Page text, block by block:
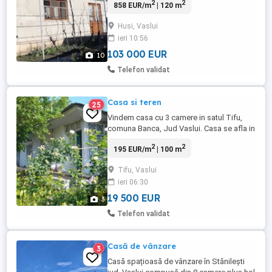
10
800m,baie bucatarie, 4 camere,crama cu
spatiu de locuit. Se poate vedea
oricand,tel ,sau pe chat
858 EUR/m2| 120 m2
Husi, Vaslui
ieri 10:56
103 000 EUR
Telefon validat
3
25 Casa si teren
Vindem casa cu 3 camere in satul Tifu,
comuna Banca, Jud Vaslui. Casa se afla in
Deschidere 45,7 ml, cu intrare pentru
casei. Proprietatea are acces la apa de
fantana cu pompa, dar se poate accesa si
reteaua de apa ...
195 EUR/m2| 100 m2
Tifu, Vaslui
ieri 06:30
19 500 EUR
Telefon validat
3 Casă de vânzare
Casă spațioasă de vânzare în Stănilești